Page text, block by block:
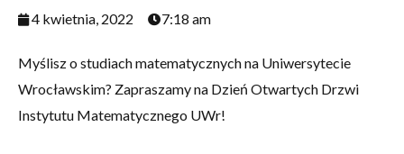
4 kwietnia, 2022 7:18 am
Myślisz o studiach matematycznych na Uniwersytecie
Wrocławskim? Zapraszamy na Dzień Otwartych Drzwi
Instytutu Matematycznego UWr!